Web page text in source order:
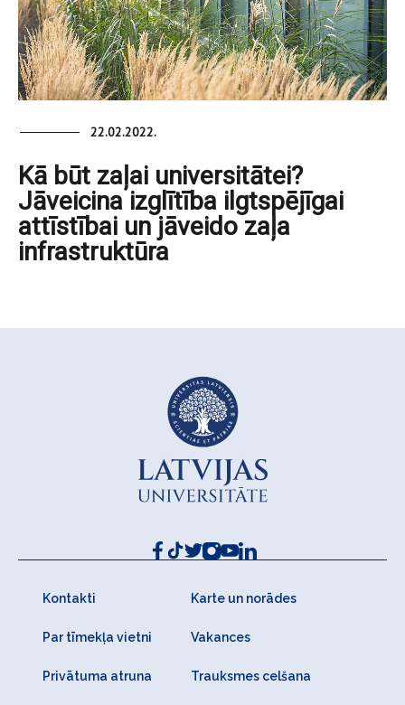
22.02.2022.
Kā būt zaļai universitātei?
Jāveicina izglītība ilgtspējīgai
attīstībai un jāveido zaļa
infrastruktūra
Kontakti Karte un norādes
Par tīmekļa vietni Vakances
Privātuma atruna Trauksmes celšana